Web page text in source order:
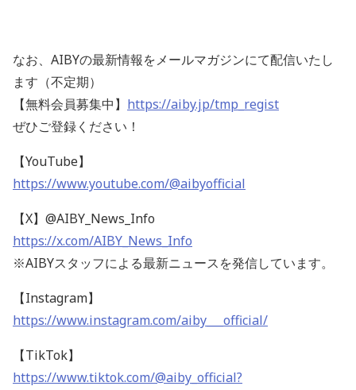
なお、AIBYの最新情報をメールマガジンにて配信いたし
ます（不定期）
【無料会員募集中】 https://aiby.jp/tmp_regist
ぜひご登録ください！
【YouTube】
https://www.youtube.com/@aibyofficial
【X】@AIBY_News_Info
https://x.com/AIBY_News_Info
※AIBYスタッフによる最新ニュースを発信しています。
【Instagram】
https://www.instagram.com/aiby___official/
【TikTok】
https://www.tiktok.com/@aiby_official?